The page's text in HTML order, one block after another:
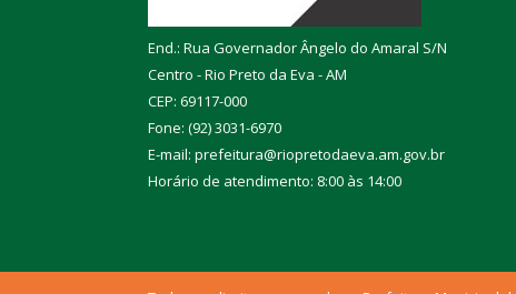
End.: Rua Governador Ângelo do Amaral S/N
Centro - Rio Preto da Eva - AM
CEP: 69117-000
Fone: (92) 3031-6970
E-mail: prefeitura@riopretodaeva.am.gov.br
Horário de atendimento: 8:00 às 14:00